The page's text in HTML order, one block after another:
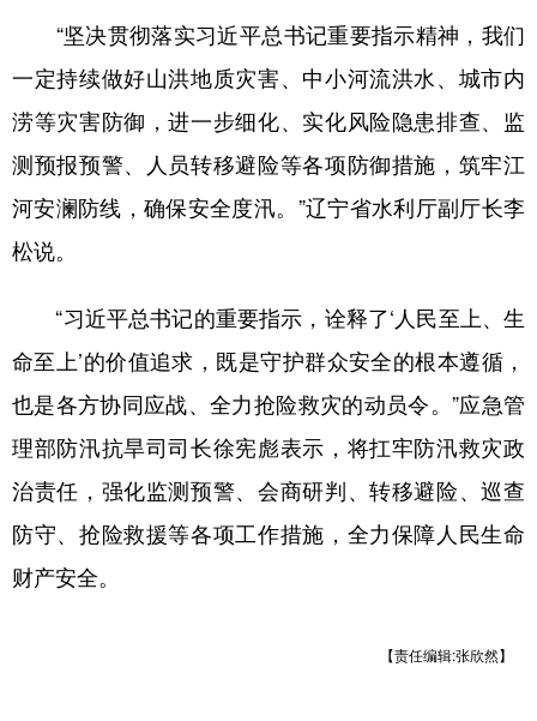
“坚决贯彻落实习近平总书记重要指示精神，我们
一定持续做好山洪地质灾害、中小河流洪水、城市内
涝等灾害防御，进一步细化、实化风险隐患排查、监
测预报预警、人员转移避险等各项防御措施，筑牢江
河安澜防线，确保安全度汛。”辽宁省水利厅副厅长李
松说。
“习近平总书记的重要指示，诠释了‘人民至上、生
命至上’的价值追求，既是守护群众安全的根本遵循，
也是各方协同应战、全力抢险救灾的动员令。”应急管
理部防汛抗旱司司长徐宪彪表示，将扛牢防汛救灾政
治责任，强化监测预警、会商研判、转移避险、巡查
防守、抢险救援等各项工作措施，全力保障人民生命
财产安全。
【责任编辑:张欣然】